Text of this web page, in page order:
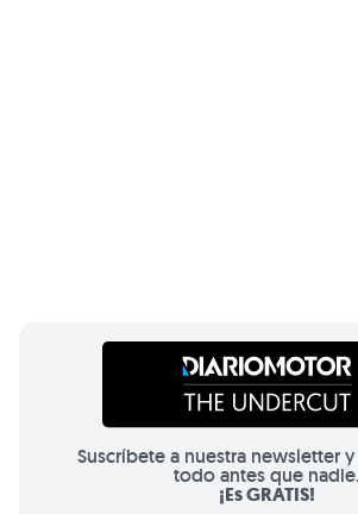
Suscríbete a nuestra newsletter
todo antes que nadie.
¡Es GRATIS!